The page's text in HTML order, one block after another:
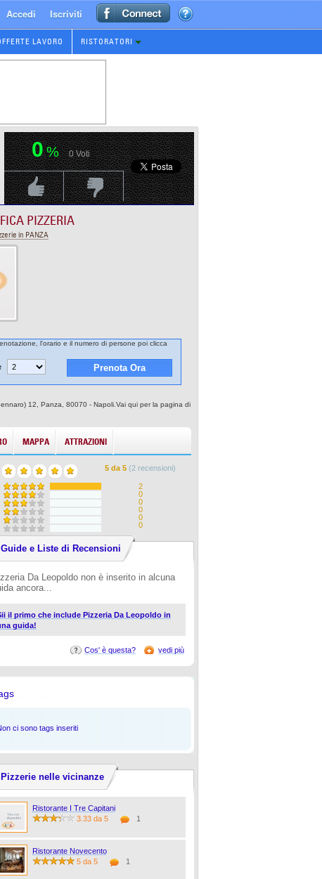
Accedi Iscriviti
LAVORO RISTORATORI
0% 0Voti
Voti PositivoVoti Negativo
PIZZERIA
in PANZA
l'orario e il numero di persone poi clicca
12, Panza, 80070 - Napoli.Vai qui per la pagina di
MAPPA ATTRAZIONI
5da5 (2recensioni)
2
0
0
0
0
0
Guide e Liste di Recensioni
Da Leopoldo non è inserito in alcuna
ancora...
il primo che include Pizzeria Da Leopoldo in
guida!
Cos' è questa? vedi più
ci sono tags inseriti
Pizzerie nelle vicinanze
Ristorante I Tre Capitani
3.33 da 5
1
Ristorante Novecento
5 da 5
1